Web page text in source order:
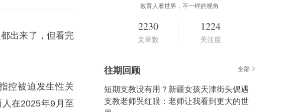
出来了，但看完
控被迫发生性关
在2025年9月至
教育人看世界，不一样的视角
2230
文章数
1224
关注度
往期回顾 全部
短期支教没有用？新疆女孩天津街头偶遇
支教老师哭红眼：老师让我看到更大的世